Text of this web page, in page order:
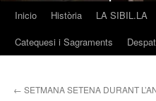
Inicio Història LA SIBIL.LA
Catequesi i Sagraments
← SETMANA SETENA DURANT